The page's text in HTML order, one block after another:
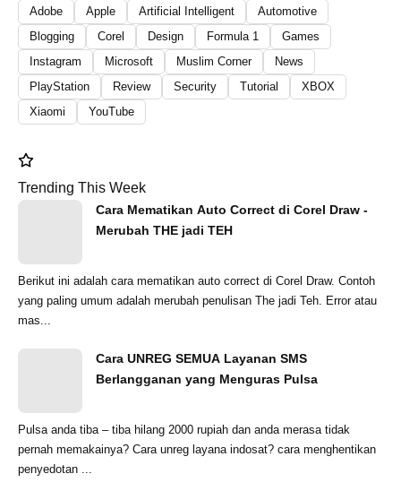
Adobe Apple Artificial Intelligent
Automotive
Blogging
Corel Design Formula 1
Games
Instagram
Microsoft Muslim Corner
News
PlayStation
Review Security Tutorial
XBOX
Xiaomi
YouTube
Trending This Week
Cara Mematikan Auto Correct di Corel Draw -
Merubah THE jadi TEH
Berikut ini adalah cara mematikan auto correct di Corel Draw. Contoh
yang paling umum adalah merubah penulisan The jadi Teh. Error atau
mas...
Cara UNREG SEMUA Layanan SMS
Berlangganan yang Menguras Pulsa
Pulsa anda tiba – tiba hilang 2000 rupiah dan anda merasa tidak
pernah memakainya? Cara unreg layana indosat? cara menghentikan
penyedotan ...